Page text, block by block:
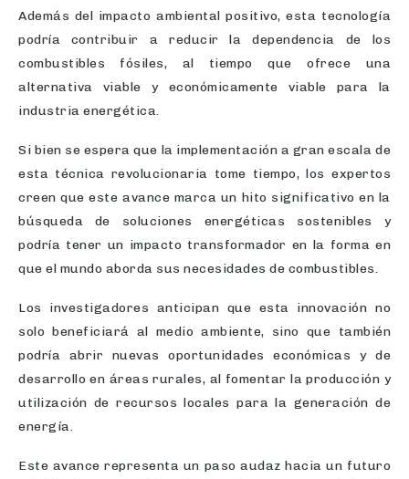
Además del impacto ambiental positivo, esta tecnología
podría contribuir a reducir la dependencia de los
combustibles fósiles, al tiempo que ofrece una
alternativa viable y económicamente viable para la
industria energética.
Si bien se espera que la implementación a gran escala de
esta técnica revolucionaria tome tiempo, los expertos
creen que este avance marca un hito significativo en la
búsqueda de soluciones energéticas sostenibles y
podría tener un impacto transformador en la forma en
que el mundo aborda sus necesidades de combustibles.
Los investigadores anticipan que esta innovación no
solo beneficiará al medio ambiente, sino que también
podría abrir nuevas oportunidades económicas y de
desarrollo en áreas rurales, al fomentar la producción y
utilización de recursos locales para la generación de
energía.
Este avance representa un paso audaz hacia un futuro